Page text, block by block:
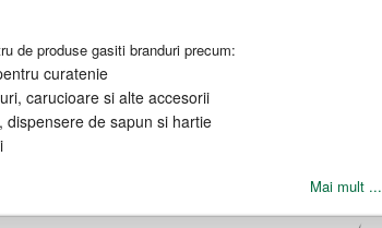
de produse gasiti branduri precum:
curatenie
carucioare si alte accesorii
de sapun si hartie
Mai mult ...